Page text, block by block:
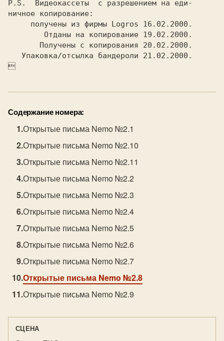
Содержание номера:
Открытые письма Nemo №2.1
Открытые письма Nemo №2.10
Открытые письма Nemo №2.11
Открытые письма Nemo №2.2
Открытые письма Nemo №2.3
Открытые письма Nemo №2.4
Открытые письма Nemo №2.5
Открытые письма Nemo №2.6
Открытые письма Nemo №2.7
Открытые письма Nemo №2.8
Открытые письма Nemo №2.9
СЦЕНА